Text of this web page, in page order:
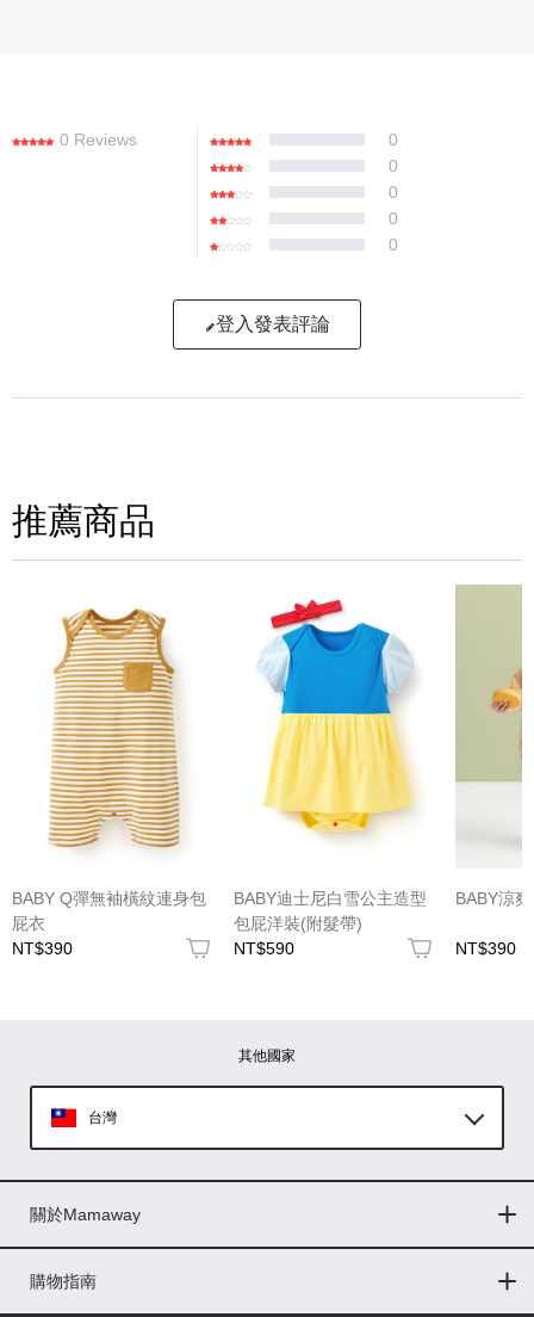
0 Reviews
0
0
0
0
0
登入發表評論
(圖片格式限jpg、jpeg)
推薦商品
BABY Q彈無袖橫紋連身包
屁衣
NT$390
BABY迪士尼白雪公主造型
包屁洋裝(附髮帶)
NT$590
BABY涼
NT$390
其他國家
台灣
印尼
菲律賓
關於Mamaway
門市據點
最新消息
品牌故事
人力招募
媒體花絮
隱私權聲明
CSR企業社會責任
購物指南